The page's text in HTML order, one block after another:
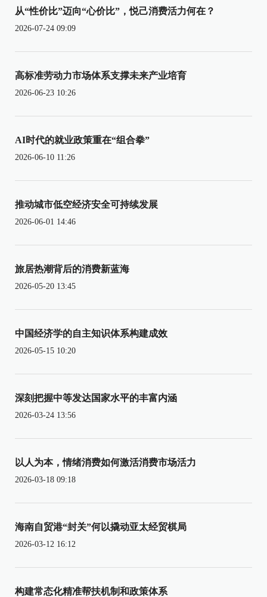
从“性价比”迈向“心价比”，悦己消费活力何在？
2026-07-24 09:09
高标准劳动力市场体系支撑未来产业培育
2026-06-23 10:26
AI时代的就业政策重在“组合拳”
2026-06-10 11:26
推动城市低空经济安全可持续发展
2026-06-01 14:46
旅居热潮背后的消费新蓝海
2026-05-20 13:45
中国经济学的自主知识体系构建成效
2026-05-15 10:20
深刻把握中等发达国家水平的丰富内涵
2026-03-24 13:56
以人为本，情绪消费如何激活消费市场活力
2026-03-18 09:18
海南自贸港“封关”何以撬动亚太经贸棋局
2026-03-12 16:12
构建常态化精准帮扶机制和政策体系